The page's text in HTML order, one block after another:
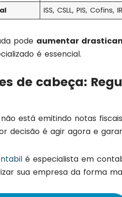
ISS, CSLL, PIS, Cofins,
pode aumentar
é essencial.
de cabeça:
está emitindo notas
decisão é agir agora e
é especialista em
sua empresa da forma